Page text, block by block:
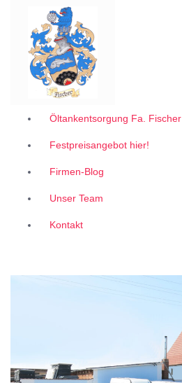
Garantiert zum 1A Festpreis
Öltankentsorgung Fa. Fischer
Festpreisangebot hier!
Firmen-Blog
Unser Team
Kontakt